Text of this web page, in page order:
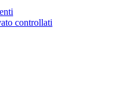
controllati